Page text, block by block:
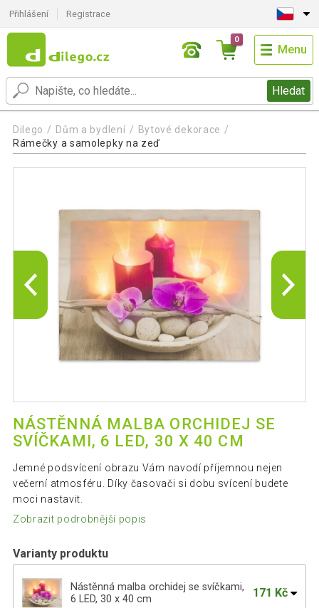
Přihlášení Registrace
Hledat
0
Menu
Dilego Dům a bydlení
Bytové dekorace
Rámečky a samolepky na zeď
NÁSTĚNNÁ MALBA ORCHIDEJ SE
SVÍČKAMI, 6 LED, 30 X 40 CM
Jemné podsvícení obrazu Vám navodí příjemnou nejen
večerní atmosféru. Díky časovači si dobu svícení budete
moci nastavit.
Zobrazit podrobnější popis
Varianty produktu
Nástěnná malba orchidej se svíčkami,
6 LED, 30 x 40 cm
171 Kč